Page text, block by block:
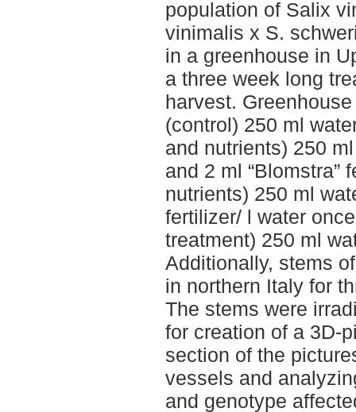
population of Salix
vinimalis x S.
in a greenhouse in
a three week long
harvest.
(control) 250 ml
and nutrients) 250
and 2 ml “Blomstra”
nutrients) 250 ml
fertilizer/ l water
treatment) 250 ml
Additionally, stems
in northern Italy for
The stems were
for creation of a 3D-
section of the
vessels and
and genotype